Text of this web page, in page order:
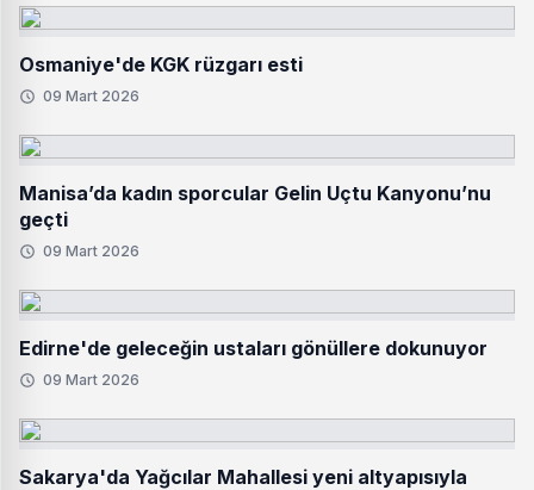
Osmaniye'de KGK rüzgarı esti
09 Mart 2026
Manisa’da kadın sporcular Gelin Uçtu Kanyonu’nu
geçti
09 Mart 2026
Edirne'de geleceğin ustaları gönüllere dokunuyor
09 Mart 2026
Sakarya'da Yağcılar Mahallesi yeni altyapısıyla